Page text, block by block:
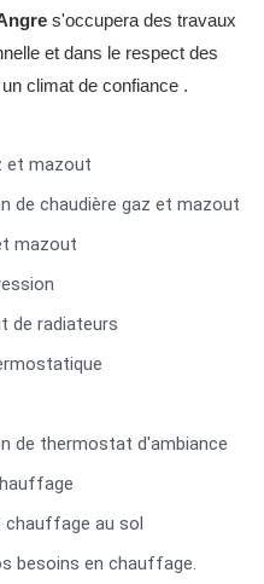
s'occupera des travaux
et dans le respect des
climat de confiance .
et mazout
de chaudière gaz et mazout
mazout
de radiateurs
de thermostat d'ambiance
chauffage au sol
besoins en chauffage.